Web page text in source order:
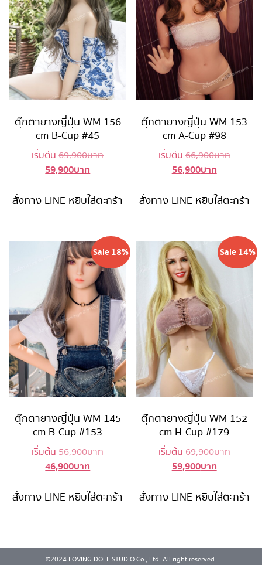
ตุ๊กตายางญี่ปุ่น WM 156
cm B-Cup #45
เริ่มต้น69,900บาทOriginal
69,900 บาท.
59,900บาท
is:
สั่งทาง LINE หยิบใส่ตะกร้า
ตุ๊กตายางญี่ปุ่น WM 153
cm A-Cup #98
เริ่มต้น66,900บาทOriginal
66,900
56,900บาทCurrent
is:
สั่งทาง LINE หยิบใส่ตะกร้า
Sale 18%
ตุ๊กตายางญี่ปุ่น WM 145
cm B-Cup #153
เริ่มต้น56,900บาทOriginal
56,900 บาท.
46,900บาท
is:
สั่งทาง LINE หยิบใส่ตะกร้า
Sale 14%
ตุ๊กตายางญี่ปุ่น WM 152
cm H-Cup #179
เริ่มต้น69,900บาทOriginal
69,900
59,900บาทCurrent
is:
สั่งทาง LINE หยิบใส่ตะกร้า
©2024 LOVING DOLL STUDIO Co., Ltd. All right reserved.